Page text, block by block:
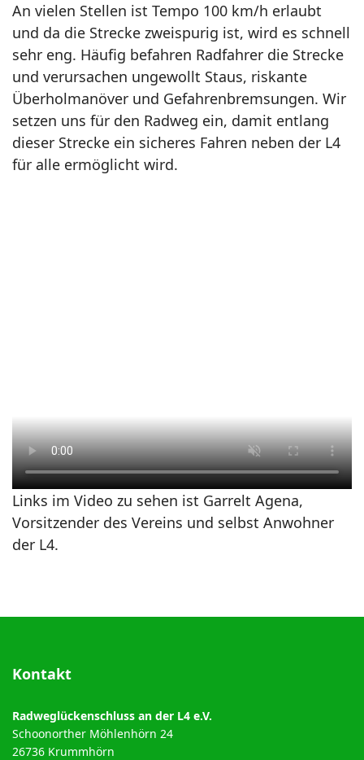
An vielen Stellen ist Tempo 100 km/h erlaubt
und da die Strecke zweispurig ist, wird es schnell
sehr eng. Häufig befahren Radfahrer die Strecke
und verursachen ungewollt Staus, riskante
Überholmanöver und Gefahrenbremsungen. Wir
setzen uns für den Radweg ein, damit entlang
dieser Strecke ein sicheres Fahren neben der L4
für alle ermöglicht wird.
Links im Video zu sehen ist Garrelt Agena,
Vorsitzender des Vereins und selbst Anwohner
der L4.
Kontakt
Radweglückenschluss an der L4 e.V.
Schoonorther Möhlenhörn 24
26736 Krummhörn